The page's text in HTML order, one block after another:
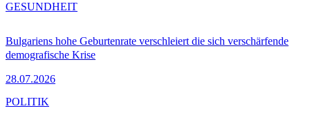
Bulgariens hohe Geburtenrate verschleiert die sich verschärfende
demografische Krise
28.07.2026
GESUNDHEIT
POLITIK